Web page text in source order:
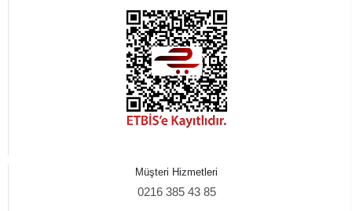
Müşteri Hizmetleri
0216 385 43 85